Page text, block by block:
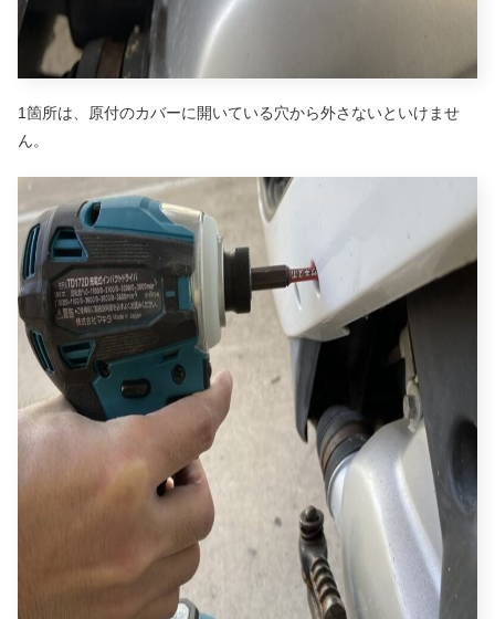
1箇所は、原付のカバーに開いている穴から外さないといけませ
ん。